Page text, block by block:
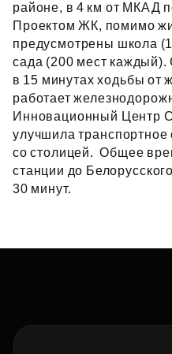
районе, в 4 км от МКАД
Проектом ЖК, помимо
предусмотрены школа
сада (200 мест каждый).
в 15 минутах ходьбы от
работает
Инновационный Центр
улучшила
со столицей. Общее
станции до
30 минут.